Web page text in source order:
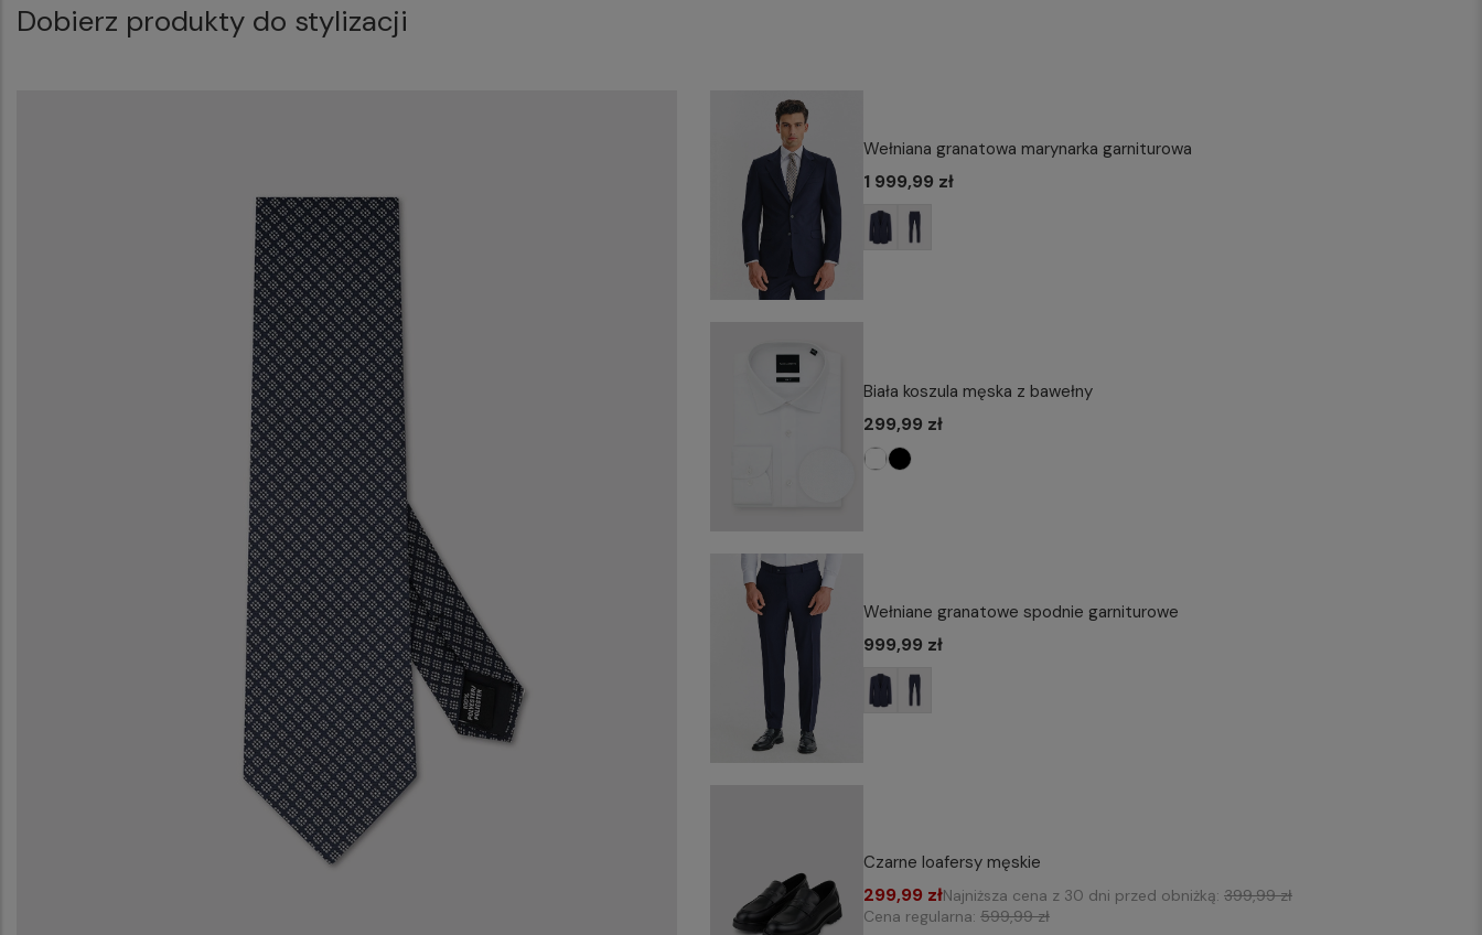
Dobierz produkty do stylizacji
Wełniana granatowa marynarka garniturowa
1 999,99 zł
Biała koszula męska z bawełny
299,99 zł
Wełniane granatowe spodnie garniturowe
999,99 zł
Czarne loafersy męskie
299,99 złNajniższa cena z 30 dni przed obniżką:399,99 zł
Cena regularna:599,99 zł